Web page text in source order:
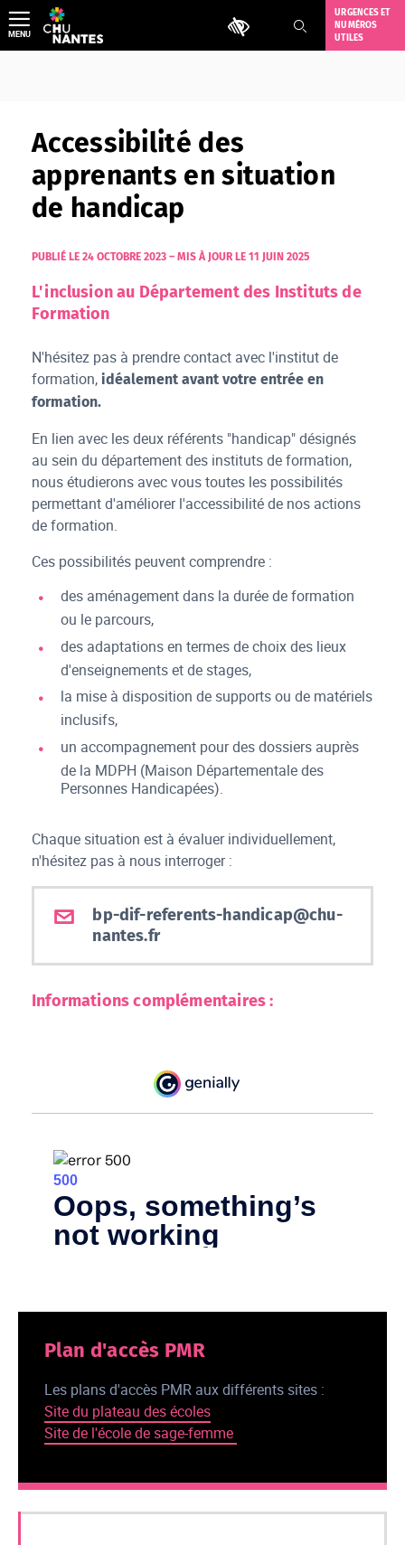
Aller
au
contenu
Outils d'accessibilité
URGENCES ET
NUMÉROS
UTILES
MENU
Accessibilité des
apprenants en situation
de handicap
PUBLIÉ LE 24 OCTOBRE 2023 – MIS À JOUR LE 11 JUIN 2025
L'inclusion au Département des Instituts de
Formation
N'hésitez pas à prendre contact avec l'institut de
formation,idéalement avant votre entrée en
formation.
En lien avec les deux référents "handicap" désignés
au sein du département des instituts de formation,
nous étudierons avec vous toutes les possibilités
permettant d'améliorer l'accessibilité de nos actions
de formation.
Ces possibilités peuvent comprendre :
des aménagement dans la durée de formation
ou le parcours,
des adaptations en termes de choix des lieux
d'enseignements et de stages,
la mise à disposition de supports ou de matériels
inclusifs,
un accompagnement pour des dossiers auprès
de la MDPH (Maison Départementale des
Personnes Handicapées).
Chaque situation est à évaluer individuellement,
n'hésitez pas à nous interroger :
bp-dif-referents-handicap@chu-
nantes.fr
Informations complémentaires :
Plan d'accès PMR
Les plans d'accès PMR aux différents sites :
Site du plateau des écoles
Site de l'école de sage-femme